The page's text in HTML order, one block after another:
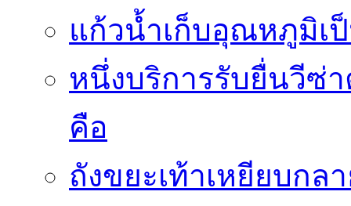
แก้วน้ำเก็บอุณหภูมิเ
หนึ่งบริการรับยื่นวีซ่
คือ
ถังขยะเท้าเหยียบก